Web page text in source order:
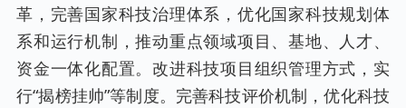
革，完善国家科技治理体系，优化国家科技规划体
系和运行机制，推动重点领域项目、基地、人才、
资金一体化配置。改进科技项目组织管理方式，实
行“揭榜挂帅”等制度。完善科技评价机制，优化科技